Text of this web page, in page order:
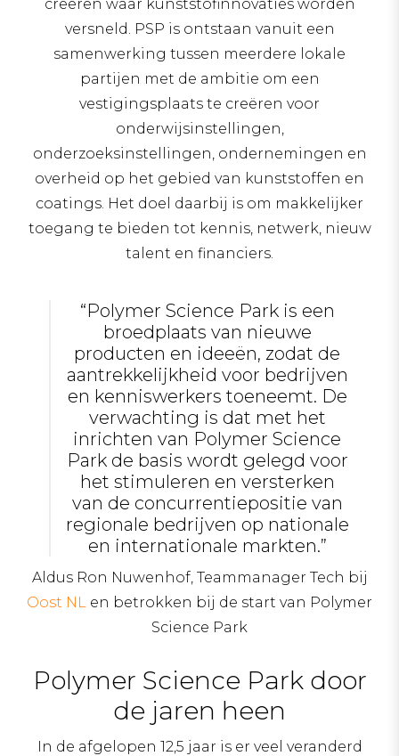
creëren waar kunststofinnovaties worden
versneld. PSP is ontstaan vanuit een
samenwerking tussen meerdere lokale
partijen met de ambitie om een
vestigingsplaats te creëren voor
onderwijsinstellingen,
onderzoeksinstellingen, ondernemingen en
overheid op het gebied van kunststoffen en
coatings. Het doel daarbij is om makkelijker
toegang te bieden tot kennis, netwerk, nieuw
talent en financiers.
“Polymer Science Park is een
broedplaats van nieuwe
producten en ideeën, zodat de
aantrekkelijkheid voor bedrijven
en kenniswerkers toeneemt. De
verwachting is dat met het
inrichten van Polymer Science
Park de basis wordt gelegd voor
het stimuleren en versterken
van de concurrentiepositie van
regionale bedrijven op nationale
en internationale markten.”
Aldus Ron Nuwenhof, Teammanager Tech bij
Oost NL en betrokken bij de start van Polymer
Science Park
Polymer Science Park door
de jaren heen
In de afgelopen 12,5 jaar is er veel veranderd